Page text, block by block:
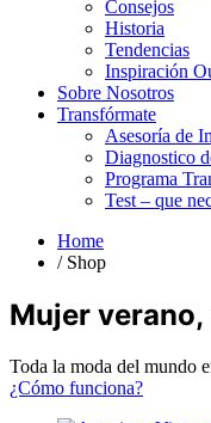
Consejos
Historia
Tendencias
Inspiración
Sobre Nosotros
Transfórmate
Asesoría de
Diagnostico
Programa
Test – que
Home
/ Shop
Mujer
Toda la moda del mundo
¿Cómo funciona?